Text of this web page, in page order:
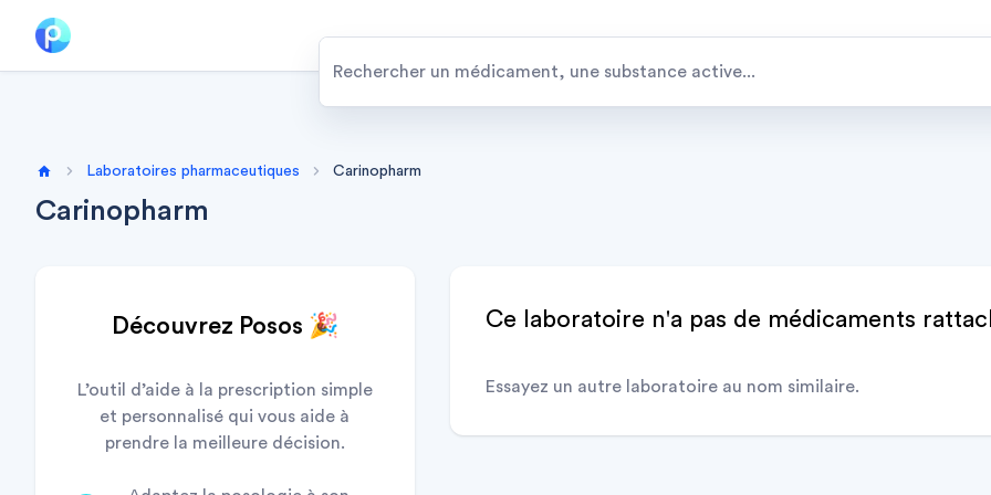
Home
Laboratoires pharmaceutiques Carinopharm
Carinopharm
Découvrez Posos 🎉
L’outil d’aide à la prescription simple
et personnalisé qui vous aide à
prendre la meilleure décision.
Ce laboratoire n'a pas de médicaments
Essayez un autre laboratoire au nom similaire.